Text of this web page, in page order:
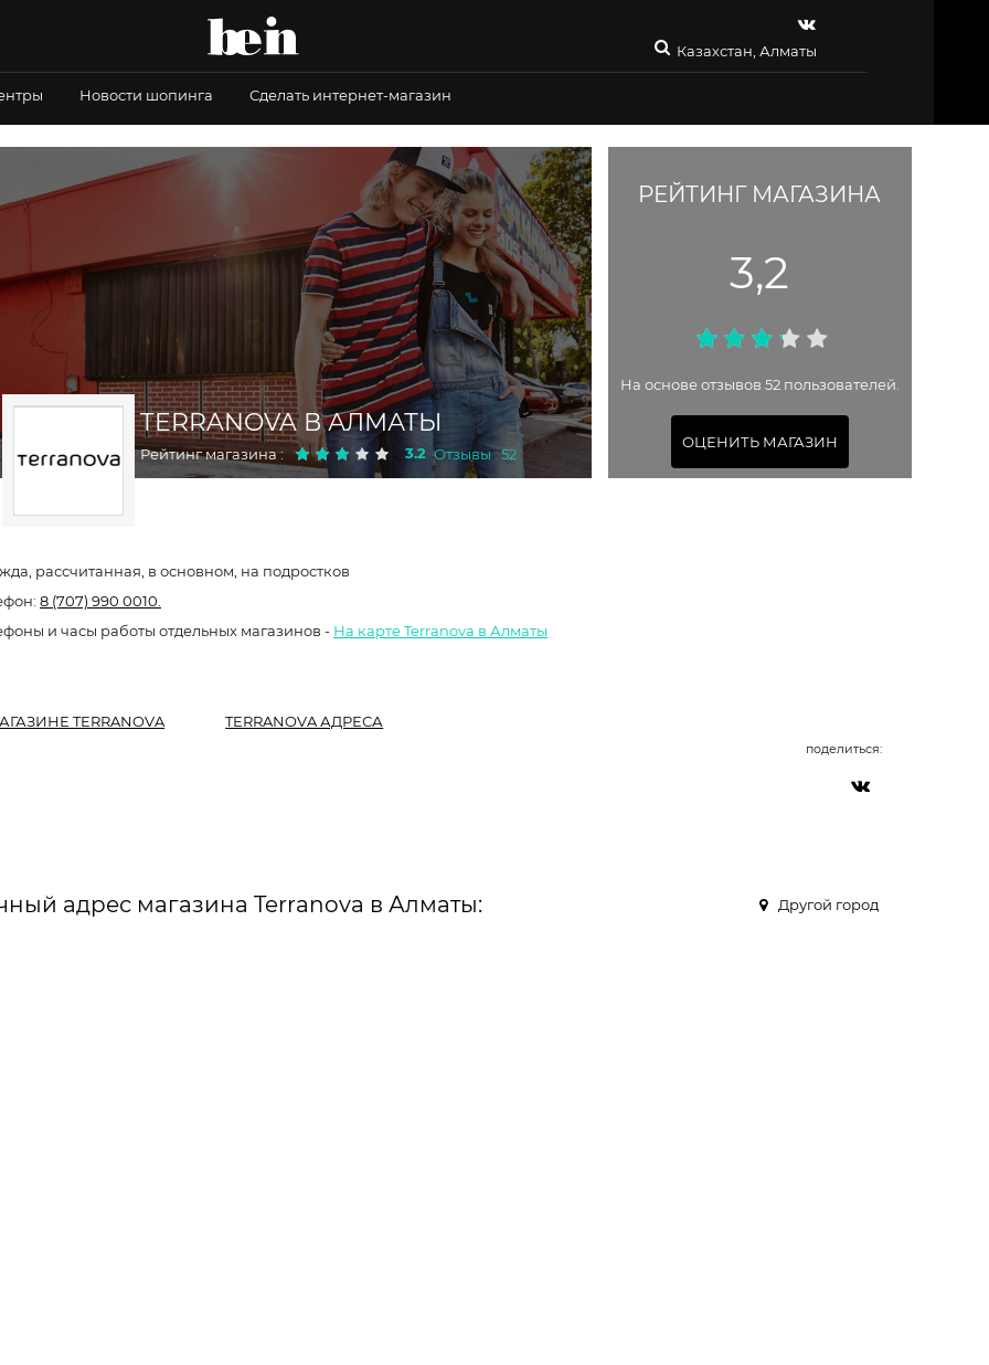
Казахстан, Алматы
Новости шопинга Сделать интернет-магазин
TERRANOVA В АЛМАТЫ
Рейтинг магазина : 3.2 Отзывы : 52
РЕЙТИНГ МАГАЗИНА
3,2
На основе отзывов 52 пользователей.
ОЦЕНИТЬ МАГАЗИН
рассчитанная, в основном, на подростков
8 (707) 990 0010.
и часы работы отдельных магазинов - На карте Terranova в Алматы
TERRANOVA TERRANOVA АДРЕСА
поделиться:
адрес магазина Terranova в Алматы: Другой город